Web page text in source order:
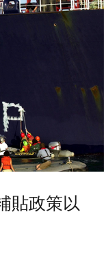
貼政策以